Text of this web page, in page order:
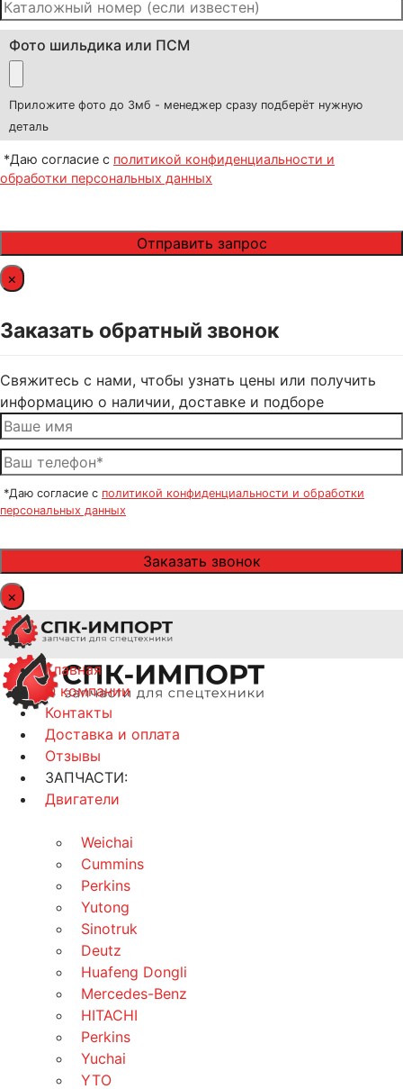
Фото шильдика или ПСМ
Приложите фото до 3мб - менеджер сразу подберёт нужную
деталь
*Даю согласие с политикой конфиденциальности и
обработки персональных данных
×
Заказать обратный звонок
Свяжитесь с нами, чтобы узнать цены или получить
информацию о наличии, доставке и подборе
*Даю согласие с политикой конфиденциальности и обработки
персональных данных
×
Главная
О компании
Контакты
Доставка и оплата
Отзывы
ЗАПЧАСТИ:
Двигатели
Weichai
Cummins
Perkins
Yutong
Sinotruk
Deutz
Huafeng Dongli
Mercedes-Benz
HITACHI
Perkins
Yuchai
YTO